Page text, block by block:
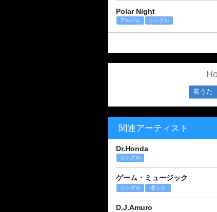
Polar Night
アルバム シングル
着うた
関連アーティスト
Dr.Honda
シングル
ゲーム・ミュージック
シングル 着うた
D.J.Amuro